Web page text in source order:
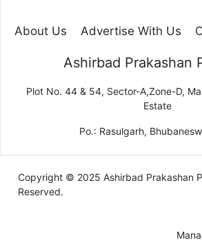
About Us Advertise With Us
Ashirbad Prakashan
Plot No. 44 & 54, Sector-A,Zone-D,
Estate
Po.: Rasulgarh,
Copyright © 2025 Ashirbad Prakashan
Reserved.